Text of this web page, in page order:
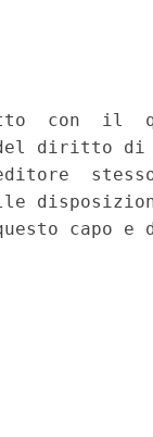
con  il
diritto di